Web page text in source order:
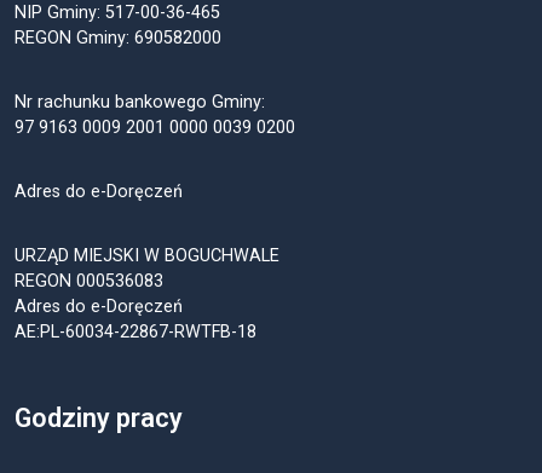
NIP Gminy: 517-00-36-465
REGON Gminy: 690582000
Nr rachunku bankowego Gminy:
97 9163 0009 2001 0000 0039 0200
Adres do e-Doręczeń
URZĄD MIEJSKI W BOGUCHWALE
REGON 000536083
Adres do e-Doręczeń
AE:PL-60034-22867-RWTFB-18
Godziny pracy